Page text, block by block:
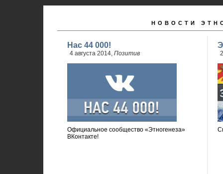
НОВОСТИ
Нас 44 000!
4 августа 2014, Позитив
Официальное сообщество «Этногенеза»
ВКонтакте!